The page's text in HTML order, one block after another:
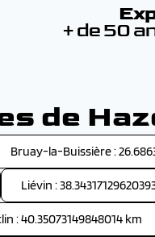
+ de 50
de
Bruay-la-Buissière :
Liévin :
: 40.35073149848014 km